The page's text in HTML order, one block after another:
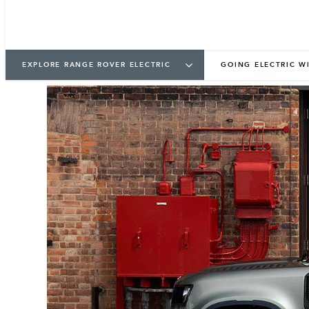
EXPLORE RANGE ROVER ELECTRIC GOING ELECTRIC